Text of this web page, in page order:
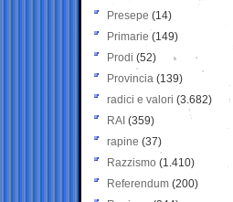
Presepe (14)
Primarie (149)
Prodi (52)
Provincia (139)
radici e valori (3.682)
RAI (359)
rapine (37)
Razzismo (1.410)
Referendum (200)